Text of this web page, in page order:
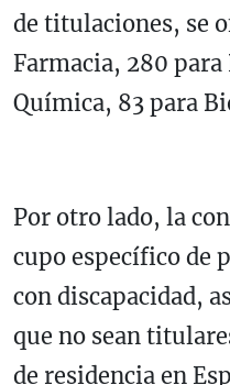
de titulaciones, se
Farmacia, 280
Química, 83 para
Por otro lado, la
cupo específico de
con discapacidad,
que no sean
de residencia en